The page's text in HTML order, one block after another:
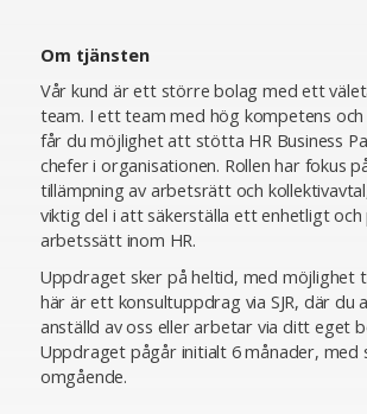
Om tjänsten
Vår kund är ett större bolag med ett
team. I ett team med hög kompetens
får du möjlighet att stötta HR Business
chefer i organisationen. Rollen har fokus
tillämpning av arbetsrätt och
viktig del i att säkerställa ett enhetligt
arbetssätt inom HR.
Uppdraget sker på heltid, med möjlighet
här är ett konsultuppdrag via SJR, där du
anställd av oss eller arbetar via ditt eget
Uppdraget pågår initialt 6 månader, med
omgående.